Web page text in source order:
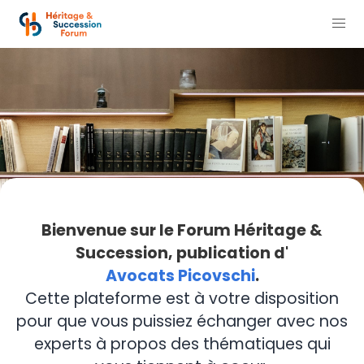
Bienvenue sur le Forum Héritage &
Succession, publication d'
Avocats Picovschi.
Cette plateforme est à votre disposition
pour que vous puissiez échanger avec nos
experts à propos des thématiques qui